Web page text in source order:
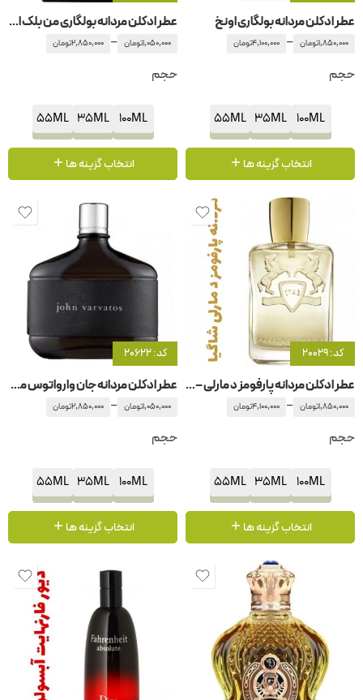
عطر ادکلن مردانه بولگاری اونخ
1,850,000تومان –
4,100,000تومان
حجم
100ML
35ML
55ML
انتخاب گزینه ها
عطر ادکلن مردانه بولگاری من بلک اورینت
1,050,000تومان –
2,850,000تومان
حجم
100ML
35ML
55ML
انتخاب گزینه ها
کد: 20029
عطر ادکلن مردانه پارفومز د مارلی – پارفوم دمارلی شاگیا
1,850,000تومان –
4,100,000تومان
حجم
100ML
35ML
55ML
انتخاب گزینه ها
کد: 20622
عطر ادکلن مردانه جان وارواتوس مردانه
1,050,000تومان –
2,850,000تومان
حجم
100ML
35ML
55ML
انتخاب گزینه ها